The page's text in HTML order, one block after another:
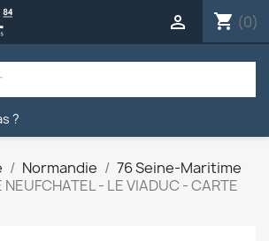
shopping_cart (0)

?
Normandie
76 Seine-Maritime
NEUFCHATEL - LE VIADUC - CARTE